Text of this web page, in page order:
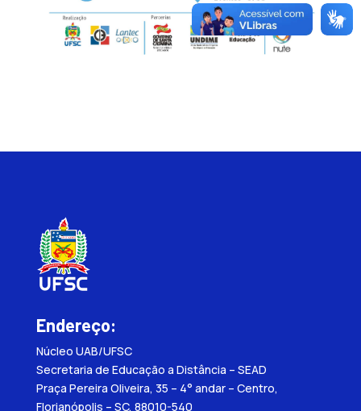
Endereço:
Núcleo UAB/UFSC
Secretaria de Educação a Distância – SEAD
Praça Pereira Oliveira, 35 – 4° andar – Centro,
Florianópolis – SC, 88010-540